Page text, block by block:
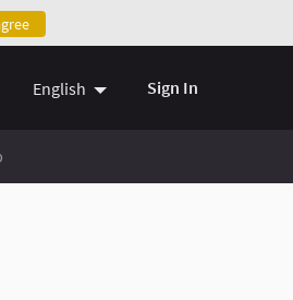
link)
English Sign In